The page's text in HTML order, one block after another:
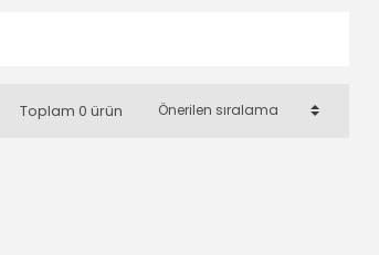
Toplam 0 ürün